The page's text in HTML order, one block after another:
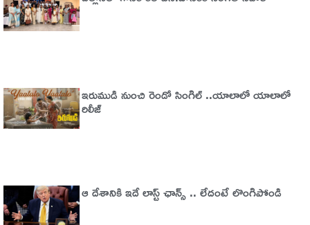
ఇరుముడి నుంచి రెండో సింగిల్ ..యాలాలో యాలాలో
రిలీజ్
ఆ దేశానికి ఇదే లాస్ట్ ఛాన్స్ .. లేదంటే లొంగిపోండి